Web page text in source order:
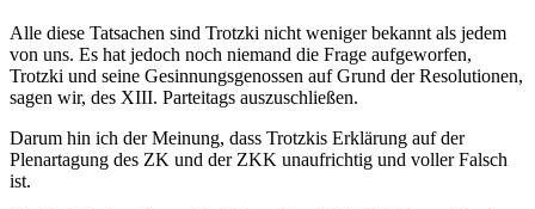
Alle diese Tatsachen sind Trotzki nicht weniger bekannt als jedem
von uns. Es hat jedoch noch niemand die Frage aufgeworfen,
Trotzki und seine Gesinnungsgenossen auf Grund der Resolutionen,
sagen wir, des XIII. Parteitags auszuschließen.
Darum hin ich der Meinung, dass Trotzkis Erklärung auf der
Plenartagung des ZK und der ZKK unaufrichtig und voller Falsch
ist.